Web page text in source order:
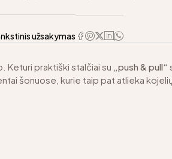
užsakymas
Keturi praktiški stalčiai su „push & pull“
šonuose, kurie taip pat atlieka